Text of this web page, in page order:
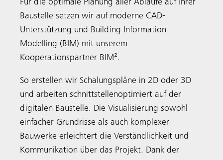
Für die optimale Planung aller Abläufe auf Ihrer
Baustelle setzen wir auf moderne CAD-
Unterstützung und Building Information
Modelling (BIM) mit unserem
Kooperationspartner BIM².
So erstellen wir Schalungspläne in 2D oder 3D
und arbeiten schnittstellenoptimiert auf der
digitalen Baustelle. Die Visualisierung sowohl
einfacher Grundrisse als auch komplexer
Bauwerke erleichtert die Verständlichkeit und
Kommunikation über das Projekt. Dank der